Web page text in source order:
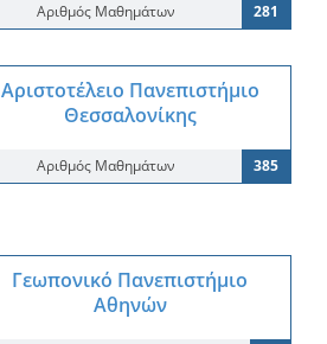
Αριθμός Μαθημάτων 281
Αριστοτέλειο Πανεπιστήμιο
Θεσσαλονίκης
Αριθμός Μαθημάτων 385
Γεωπονικό Πανεπιστήμιο
Αθηνών